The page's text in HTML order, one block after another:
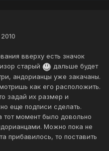
вверху есть значок
старый
дальше будет
андорианцы уже закачаны.
как его расположить.
задай их размер и
еще подписи сделать.
тот момент было довольно
Можно пока не
прибавилось, то поставить